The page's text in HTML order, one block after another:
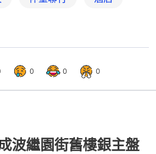
0 0 0
波繼園街舊樓銀主盤